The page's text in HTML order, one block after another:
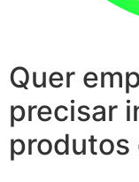
Quer
precisar
produtos